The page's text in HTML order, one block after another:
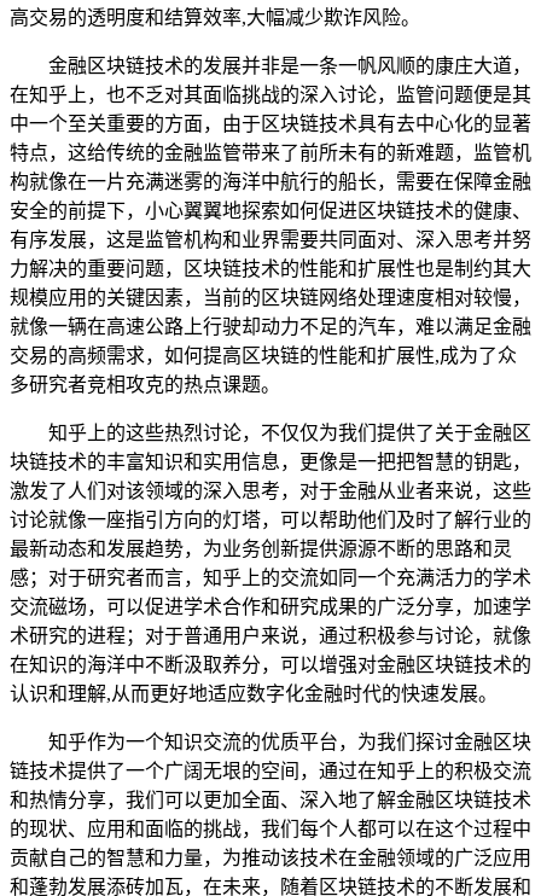
高交易的透明度和结算效率,大幅减少欺诈风险。
金融区块链技术的发展并非是一条一帆风顺的康庄大道，
在知乎上，也不乏对其面临挑战的深入讨论，监管问题便是其
中一个至关重要的方面，由于区块链技术具有去中心化的显著
特点，这给传统的金融监管带来了前所未有的新难题，监管机
构就像在一片充满迷雾的海洋中航行的船长，需要在保障金融
安全的前提下，小心翼翼地探索如何促进区块链技术的健康、
有序发展，这是监管机构和业界需要共同面对、深入思考并努
力解决的重要问题，区块链技术的性能和扩展性也是制约其大
规模应用的关键因素，当前的区块链网络处理速度相对较慢，
就像一辆在高速公路上行驶却动力不足的汽车，难以满足金融
交易的高频需求，如何提高区块链的性能和扩展性,成为了众
多研究者竞相攻克的热点课题。
知乎上的这些热烈讨论，不仅仅为我们提供了关于金融区
块链技术的丰富知识和实用信息，更像是一把把智慧的钥匙，
激发了人们对该领域的深入思考，对于金融从业者来说，这些
讨论就像一座指引方向的灯塔，可以帮助他们及时了解行业的
最新动态和发展趋势，为业务创新提供源源不断的思路和灵
感；对于研究者而言，知乎上的交流如同一个充满活力的学术
交流磁场，可以促进学术合作和研究成果的广泛分享，加速学
术研究的进程；对于普通用户来说，通过积极参与讨论，就像
在知识的海洋中不断汲取养分，可以增强对金融区块链技术的
认识和理解,从而更好地适应数字化金融时代的快速发展。
知乎作为一个知识交流的优质平台，为我们探讨金融区块
链技术提供了一个广阔无垠的空间，通过在知乎上的积极交流
和热情分享，我们可以更加全面、深入地了解金融区块链技术
的现状、应用和面临的挑战，我们每个人都可以在这个过程中
贡献自己的智慧和力量，为推动该技术在金融领域的广泛应用
和蓬勃发展添砖加瓦，在未来，随着区块链技术的不断发展和